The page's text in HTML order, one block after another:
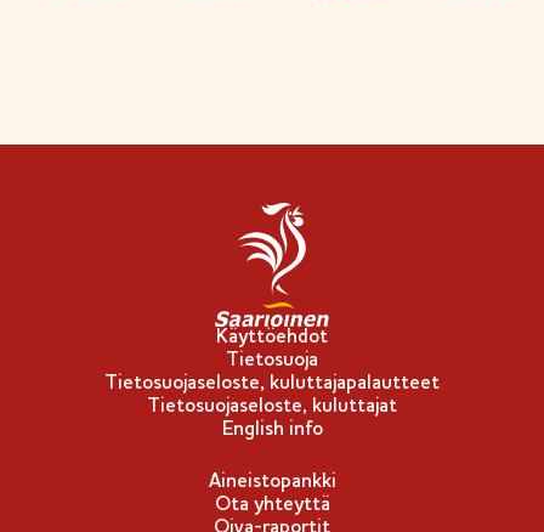
Käyttöehdot
Tietosuoja
Tietosuojaseloste, kuluttajapalautteet
Tietosuojaseloste, kuluttajat
English info
Aineistopankki
Ota yhteyttä